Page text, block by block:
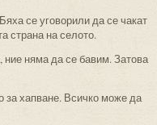
се уговорили да се чакат
страна на селото.
ние няма да се бавим. Затова
за хапване. Всичко може да